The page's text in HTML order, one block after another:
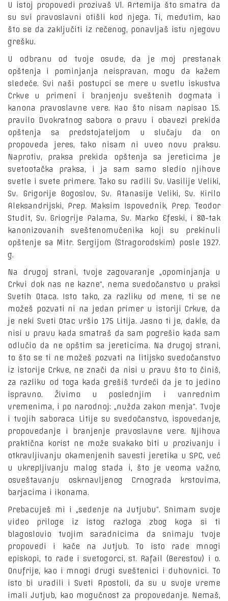
U istoj propovedi prozivaš Vl. Artemija što smatra da
su svi pravoslavni otišli kod njega. Ti, međutim, kao
što se da zaključiti iz rečenog, ponavljaš istu njegovu
grešku.
U odbranu od tvoje osude, da je moj prestanak
opštenja i pominjanja neispravan, mogu da kažem
sledeće. Svi naši postupci se mere u svetlu iskustva
Crkve u primeni i branjenju sveštenih dogmata i
kanona pravoslavne vere. Kao što nisam napisao 15.
pravilo Dvokratnog sabora o pravu i obavezi prekida
opštenja sa predstojateljom u slučaju da on
propoveda jeres, tako nisam ni uveo novu praksu.
Naprotiv, praksa prekida opštenja sa jereticima je
svetootačka praksa, i ja sam samo sledio njihove
svetle i svete primere. Tako su radili Sv. Vasilije Veliki,
Sv. Grigorije Bogoslov, Sv. Atanasije Veliki, Sv. Kirilo
Aleksandrijski, Prep. Maksim Ispovednik, Prep. Teodor
Studit, Sv. Griogrije Palama, Sv. Marko Efeski, i 80-tak
kanonizovanih sveštenomučenika koji su prekinuli
opštenje sa Mitr. Sergijom (Stragorodskim) posle 1927.
g.
Na drugoj strani, tvoje zagovaranje „opominjanja u
Crkvi dok nas ne kazne“, nema svedočanstvo u praksi
Svetih Otaca. Isto tako, za razliku od mene, ti se ne
možeš pozvati ni na jedan primer u istoriji Crkve, da
je neki Sveti Otac vršio 175 Litija. Jasno ti je, dakle, da
nisi u pravu kada smatraš da sam pogrešio kada sam
odlučio da ne opštim sa jereticima. Na drugoj strani,
to što se ti ne možeš pozvati na litijsko svedočanstvo
iz istorije Crkve, ne znači da nisi u pravu što to činiš,
za razliku od toga kada grešiš tvrdeći da je to jedino
ispravno. Živimo u poslednjim i vanrednim
vremenima, i po narodnoj: „nužda zakon menja“. Tvoje
i tvojih saboraca Litije su svedočanstvo, ispovedanje,
propovedanje i branjenje pravoslavne vere. Njihova
praktična korist ne može svakako biti u prozivanju i
otkravljivanju okamenjenih savesti jeretika u SPC, već
u ukrepljivanju malog stada i, što je veoma važno,
osveštavanju oskrnavljenog Crnograda krstovima,
barjacima i ikonama.
Prebacuješ mi i „sedenje na Jutjubu“. Snimam svoje
video priloge iz istog razloga zbog koga si ti
blagoslovio tvojim saradnicima da snimaju tvoje
propovedi i kače na Jutjub. To isto rade mnogi
episkopi, to rade i svetogorci, st. Rafail (Berestov) i o.
Onufrije, kao i mnogi drugi sveštenici i duhovnici. To
isto bi uradili i Sveti Apostoli, da su u svoje vreme
imali Jutjub, kao mogućnost za propovedanje. Nemaš,